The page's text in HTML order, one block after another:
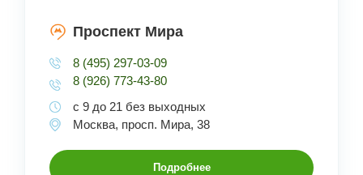
Проспект Мира
8 (495) 297-03-09
8 (926) 773-43-80
с 9 до 21 без выходных
Москва, просп. Мира, 38
Подробнее